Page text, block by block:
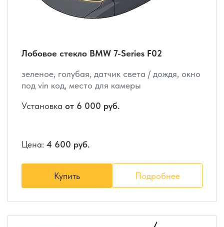
Лобовое стекло BMW 7-Series F02
зеленое, голубая, датчик света / дождя, окно
под vin код, место для камеры
Установка от 6 000 руб.
Цена: 4 600 руб.
Купить Подробнее